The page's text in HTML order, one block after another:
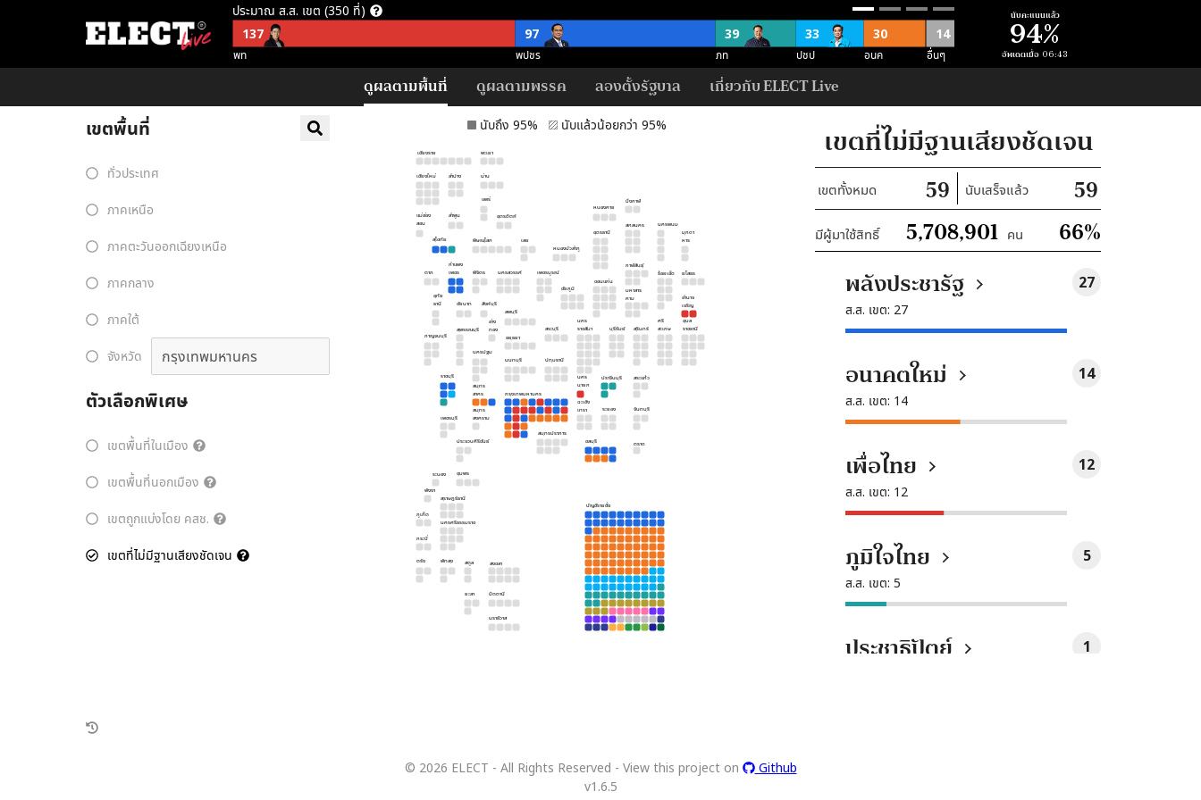
ประมาณ ส.ส. เขต (350 ที่)
137
97 39 33 30 14
พท พปชร ภท ปชป อนค อื่นๆ
พปชร ปชป อื่นๆ
118 52 52
พปชร
ประมาณ ส.ส. พึงมี ตามจุดยืนพรรค (500 ที่)
124
ไม่ชัดเจน
นับคะแนนแล้ว
94%
อัพเดตเมื่อ 06:43
ดูผลตามพื้นที่ ดูผลตามพรรค ลองตั้งรัฐบาล เกี่ยวกับ ELECT Live
เขตที่ไม่มีฐานเสียงชัดเจน
เขตทั้งหมด 59 นับเสร็จแล้ว 59
มีผู้มาใช้สิทธิ์ 5,708,901 คน 66%
พลังประชารัฐ
ส.ส. เขต: 27ที่
นั่ง
ทั้งหมด
27
อนาคตใหม่
ส.ส. เขต: 14ที่
นั่ง
ทั้งหมด
14
เพื่อไทย
ส.ส. เขต: 12
นั่ง
ทั้งหมด
12
ภูมิใจไทย
ส.ส. เขต: 5
นั่ง
ทั้งหมด
5
ประชาธิปัตย์ ทั้งหมด
1
เขตพื้นที่
ทั่วประเทศ
ภาคเหนือ
ภาคตะวันออกเฉียงเหนือ
ภาคกลาง
ภาคใต้
จังหวัด
ตัวเลือกพิเศษ
เขตพื้นที่ในเมือง
เขตพื้นที่นอกเมือง
เขตถูกแบ่งโดย คสช.
เขตที่ไม่มีฐานเสียงชัดเจน
นับถึง 95% นับแล้วน้อยกว่า 95%
กรุงเทพมหานคร
ฉะเชิง
เทรา
ชลบุรี
ระยอง จันทบุรี
สระแก้ว
ปราจีนบุรี
ตราด
สมุทร
สาคร
สมุทร
สงคราม
ราชบุรี
กาญจนบุรี
เพชรบุรี
ประจวบคีรีขันธ์
ชุมพร
สุราษฎร์ธานี
นครศรีธรรมราช
พัทลุง สงขลา
ปัตตานี
ยะลา
สตูล
ตรัง
กระบี่
พังงา
ภูเก็ต
ระนอง
นราธิวาส
นครปฐม
สุพรรณบุรี
อยุธยา
อ่าง
ทอง
สิงห์บุรี
นครสวรรค์
พิจิตร เพชรบูรณ์
กำแพง
เพชร
ตาก
สุโขทัย
ลำปาง
พะเยา
ลำพูน
พิษณุโลก
อุตรดิตถ์
แพร่
น่าน
เลย
หนองบัวลำภู
อุดรธานี
สกลนคร นครพนม
กาฬสินธุ์
มุกดา
หาร
หนองคาย
บึงกาฬ
แม่ฮ่อง
สอน
เชียงใหม่
เชียงราย
ชัยนาท
อุทัย
ธานี
สระบุรี
นคร
นายก
นคร
ราชสีมา
บุรีรัมย์ สุรินทร์
ศรี
สะเกษ
อุบล
ราชธานี
อำนาจ
เจริญ
ยโสธร
ร้อยเอ็ด
มหาสาร
คาม
ขอนแก่น
ชัยภูมิ
ลพบุรี
นนทบุรี ปทุมธานี
สมุทรปราการ
บัญชีรายชื่อ
© 2026 ELECT - All Rights Reserved - View this project on
Github
v1.6.5